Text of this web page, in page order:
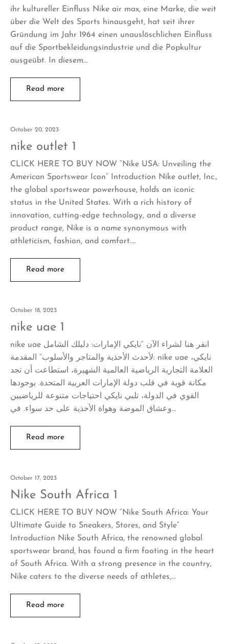
ihr kultureller Einfluss Nike air max, eine Marke, die weit
über die Welt des Sports hinausgeht, hat seit ihrer
Gründung im Jahr 1964 einen unauslöschlichen Einfluss
auf die Sportbekleidungsindustrie und die Popkultur
ausgeübt. In diesem…
Read more
October 20, 2023
nike outlet 1
CLICK HERE TO BUY NOW “Nike USA: Unveiling the
American Sportswear Icon” Introduction Nike outlet, Inc.,
the global sportswear powerhouse, holds an iconic
status in the United States. With a rich history of
innovation, cutting-edge technology, and a diverse
product range, Nike is a name synonymous with
athleticism, fashion, and comfort.…
Read more
October 18, 2023
nike uae 1
nike uae انقر هنا لشراء الآن “نايكي الإمارات: دليلك الشامل
لأحدث الأحذية والمتاجر والأسلوب” المقدمة: nike uae نايكي،
العلامة التجارية الرياضية العالمية الشهيرة، استطاعت أن تجد
مكانة قوية في قلب دولة الإمارات العربية المتحدة. بوجودها
القوي في الدولة، تلبي نايكي احتياجات متنوعة للرياضيين
وعشاق الموضة وهواة الأحذية على حد سواء. في…
Read more
October 17, 2023
Nike South Africa 1
CLICK HERE TO BUY NOW “Nike South Africa: Your
Ultimate Guide to Sneakers, Stores, and Style”
Introduction Nike South Africa, the renowned global
sportswear brand, has found a firm footing in the heart
of South Africa. With a strong presence in the country,
Nike caters to the diverse needs of athletes,…
Read more